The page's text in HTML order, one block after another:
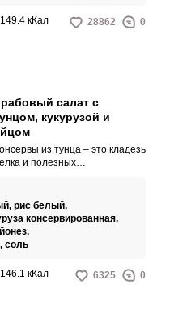
149.4 кКал 28862 0
салат с
кукурузой и
из тунца – это кладезь
и полезных
тунца ваши
преобразятся и
новым вкусом.
рис белый,
консервированная,
соль
146.1 кКал 6325 0